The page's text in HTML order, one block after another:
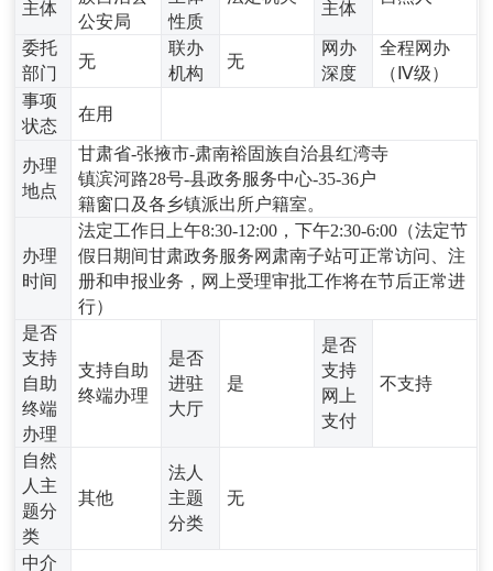
主体
公安局
性质
主体
委托
部门
无
联办
机构
无
网办
深度
全程网办
（Ⅳ级）
事项
状态
在用
办理
地点
甘肃省-张掖市-肃南裕固族自治县红湾寺
镇滨河路28号-县政务服务中心-35-36户
籍窗口及各乡镇派出所户籍室。
办理
时间
法定工作日上午8:30-12:00，下午2:30-6:00（法定节
假日期间甘肃政务服务网肃南子站可正常访问、注
册和申报业务，网上受理审批工作将在节后正常进
行）
是否
支持
自助
终端
办理
支持自助
终端办理
是否
进驻
大厅
是
是否
支持
网上
支付
不支持
自然
人主
题分
类
其他
法人
主题
分类
无
中介